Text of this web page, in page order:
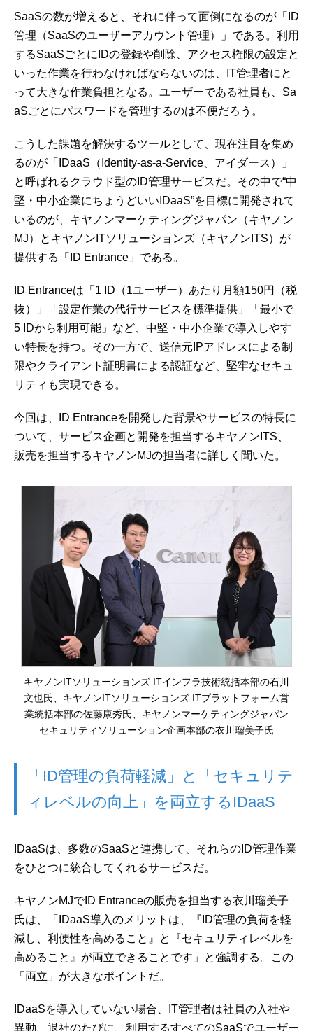
SaaSの数が増えると、それに伴って面倒になるのが「ID
管理（SaaSのユーザーアカウント管理）」である。利用
するSaaSごとにIDの登録や削除、アクセス権限の設定と
いった作業を行わなければならないのは、IT管理者にと
って大きな作業負担となる。ユーザーである社員も、Sa
aSごとにパスワードを管理するのは不便だろう。
こうした課題を解決するツールとして、現在注目を集め
るのが「IDaaS（Identity-as-a-Service、アイダース）」
と呼ばれるクラウド型のID管理サービスだ。その中で“中
堅・中小企業にちょうどいいIDaaS”を目標に開発されて
いるのが、キヤノンマーケティングジャパン（キヤノン
MJ）とキヤノンITソリューションズ（キヤノンITS）が
提供する「ID Entrance」である。
ID Entranceは「1 ID（1ユーザー）あたり月額150円（税
抜）」「設定作業の代行サービスを標準提供」「最小で
5 IDから利用可能」など、中堅・中小企業で導入しやす
い特長を持つ。その一方で、送信元IPアドレスによる制
限やクライアント証明書による認証など、堅牢なセキュ
リティも実現できる。
今回は、ID Entranceを開発した背景やサービスの特長に
ついて、サービス企画と開発を担当するキヤノンITS、
販売を担当するキヤノンMJの担当者に詳しく聞いた。
キヤノンITソリューションズ ITインフラ技術統括本部の石川
文也氏、キヤノンITソリューションズ ITプラットフォーム営
業統括本部の佐藤康秀氏、キヤノンマーケティングジャパン
セキュリティソリューション企画本部の衣川瑠美子氏
「ID管理の負荷軽減」と「セキュリテ
ィレベルの向上」を両立するIDaaS
IDaaSは、多数のSaaSと連携して、それらのID管理作業
をひとつに統合してくれるサービスだ。
キヤノンMJでID Entranceの販売を担当する衣川瑠美子
氏は、「IDaaS導入のメリットは、『ID管理の負荷を軽
減し、利便性を高めること』と『セキュリティレベルを
高めること』が両立できることです」と強調する。この
「両立」が大きなポイントだ。
IDaaSを導入していない場合、IT管理者は社員の入社や
異動、退社のたびに、利用するすべてのSaaSでユーザー